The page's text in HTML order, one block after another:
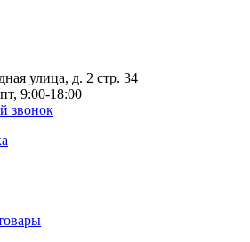
улица, д. 2 стр. 34
9:00-18:00
звонок